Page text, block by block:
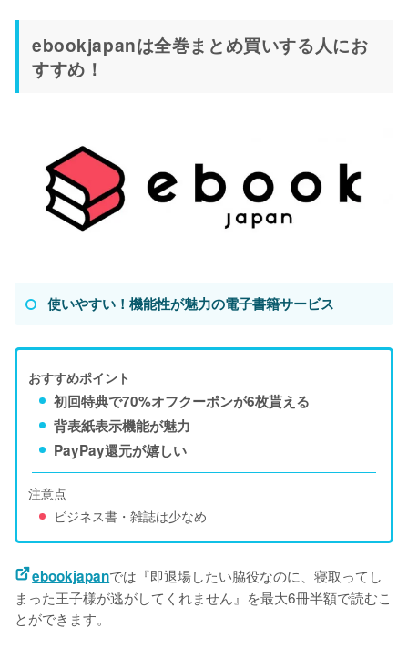
ebookjapanは全巻まとめ買いする人にお
すすめ！
使いやすい！機能性が魅力の電子書籍サービス
おすすめポイント
初回特典で70%オフクーポンが6枚貰える
背表紙表示機能が魅力
PayPay還元が嬉しい
注意点
ビジネス書・雑誌は少なめ
ebookjapanでは『即退場したい脇役なのに、寝取ってし
まった王子様が逃がしてくれません』を最大6冊半額で読むこ
とができます。